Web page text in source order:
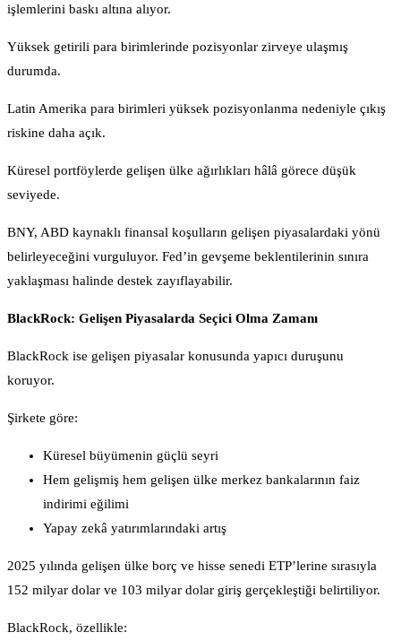
işlemlerini baskı altına alıyor.
Yüksek getirili para birimlerinde pozisyonlar zirveye ulaşmış
durumda.
Latin Amerika para birimleri yüksek pozisyonlanma nedeniyle çıkış
riskine daha açık.
Küresel portföylerde gelişen ülke ağırlıkları hâlâ görece düşük
seviyede.
BNY, ABD kaynaklı finansal koşulların gelişen piyasalardaki yönü
belirleyeceğini vurguluyor. Fed’in gevşeme beklentilerinin sınıra
yaklaşması halinde destek zayıflayabilir.
BlackRock: Gelişen Piyasalarda Seçici Olma Zamanı
BlackRock ise gelişen piyasalar konusunda yapıcı duruşunu
koruyor.
Şirkete göre:
Küresel büyümenin güçlü seyri
Hem gelişmiş hem gelişen ülke merkez bankalarının faiz
indirimi eğilimi
Yapay zekâ yatırımlarındaki artış
2025 yılında gelişen ülke borç ve hisse senedi ETP’lerine sırasıyla
152 milyar dolar ve 103 milyar dolar giriş gerçekleştiği belirtiliyor.
BlackRock, özellikle: